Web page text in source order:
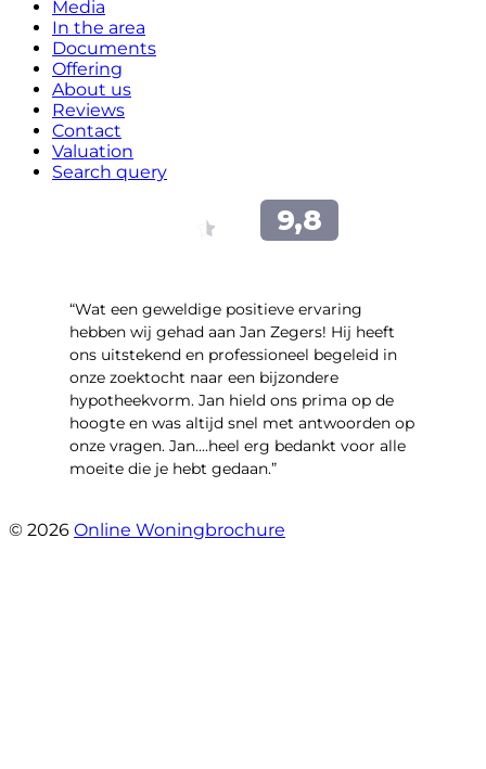
Media
In the area
Documents
Offering
About us
Reviews
Contact
Valuation
Search query
“Wat een geweldige positieve ervaring
hebben wij gehad aan Jan Zegers! Hij heeft
ons uitstekend en professioneel begeleid in
onze zoektocht naar een bijzondere
hypotheekvorm. Jan hield ons prima op de
hoogte en was altijd snel met antwoorden op
onze vragen. Jan....heel erg bedankt voor alle
moeite die je hebt gedaan.”
© 2026 Online Woningbrochure